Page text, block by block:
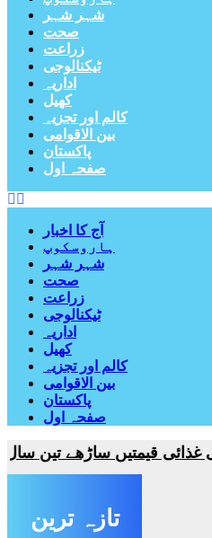
شہر شہر
صحت
زراعت
ٹیکنالوجی
اداریہ
کھیل
کالم اور تجزیہ
بین الاقوامی
پاکستان
صفحہ اول
آج کا اخبار
ہاروسکوپ
شہر شہر
صحت
زراعت
ٹیکنالوجی
اداریہ
کھیل
کالم اور تجزیہ
بین الاقوامی
پاکستان
صفحہ اول
قیمتیں ساڑھے تین سال کی
تازہ ترین